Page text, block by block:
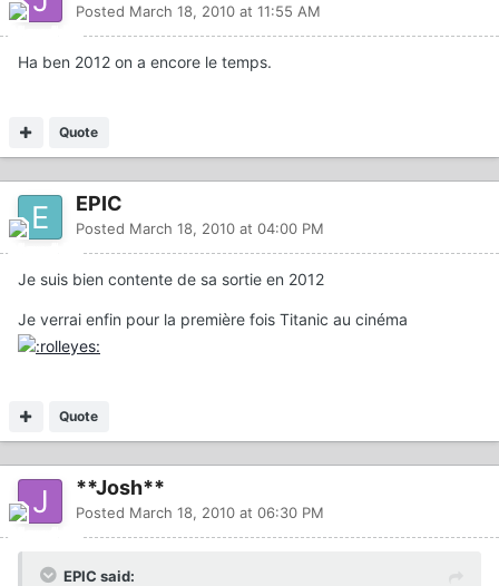
Posted March 18, 2010 at 11:55 AM
Ha ben 2012 on a encore le temps.
Quote
EPIC
Posted March 18, 2010 at 04:00 PM
Je suis bien contente de sa sortie en 2012
Je verrai enfin pour la première fois Titanic au cinéma
Quote
**Josh**
Posted March 18, 2010 at 06:30 PM
EPIC said: